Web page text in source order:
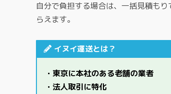
自分で負担する場合は、一括見積も
らえます。
イヌイ運送とは？
・東京に本社のある老舗の業者
・法人取引に特化